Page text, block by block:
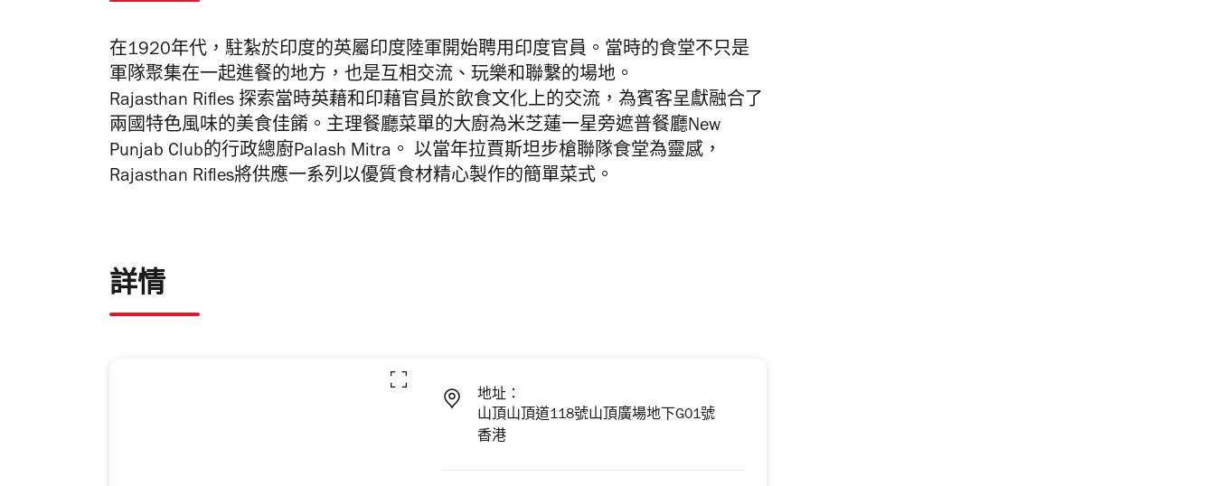
在1920年代，駐紮於印度的英屬印度陸軍開始聘用印度官員。當時的食堂不只是
軍隊聚集在一起進餐的地方，也是互相交流、玩樂和聯繫的場地。
Rajasthan Rifles 探索當時英藉和印藉官員於飲食文化上的交流，為賓客呈獻融合了
兩國特色風味的美食佳餚。主理餐廳菜單的大廚為米芝蓮一星旁遮普餐廳New
Punjab Club的行政總廚Palash Mitra 。 以當年拉賈斯坦步槍聯隊食堂為靈感，
Rajasthan Rifles將供應一系列以優質食材精心製作的簡單菜式。
詳情
地址：
山頂山頂道118號山頂廣場地下G01號
香港